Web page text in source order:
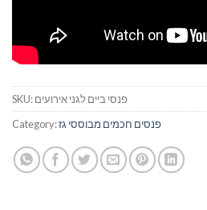
SKU:פנסי ביים לגני אירועים
Category:פנסים חכמים מבוססי גז